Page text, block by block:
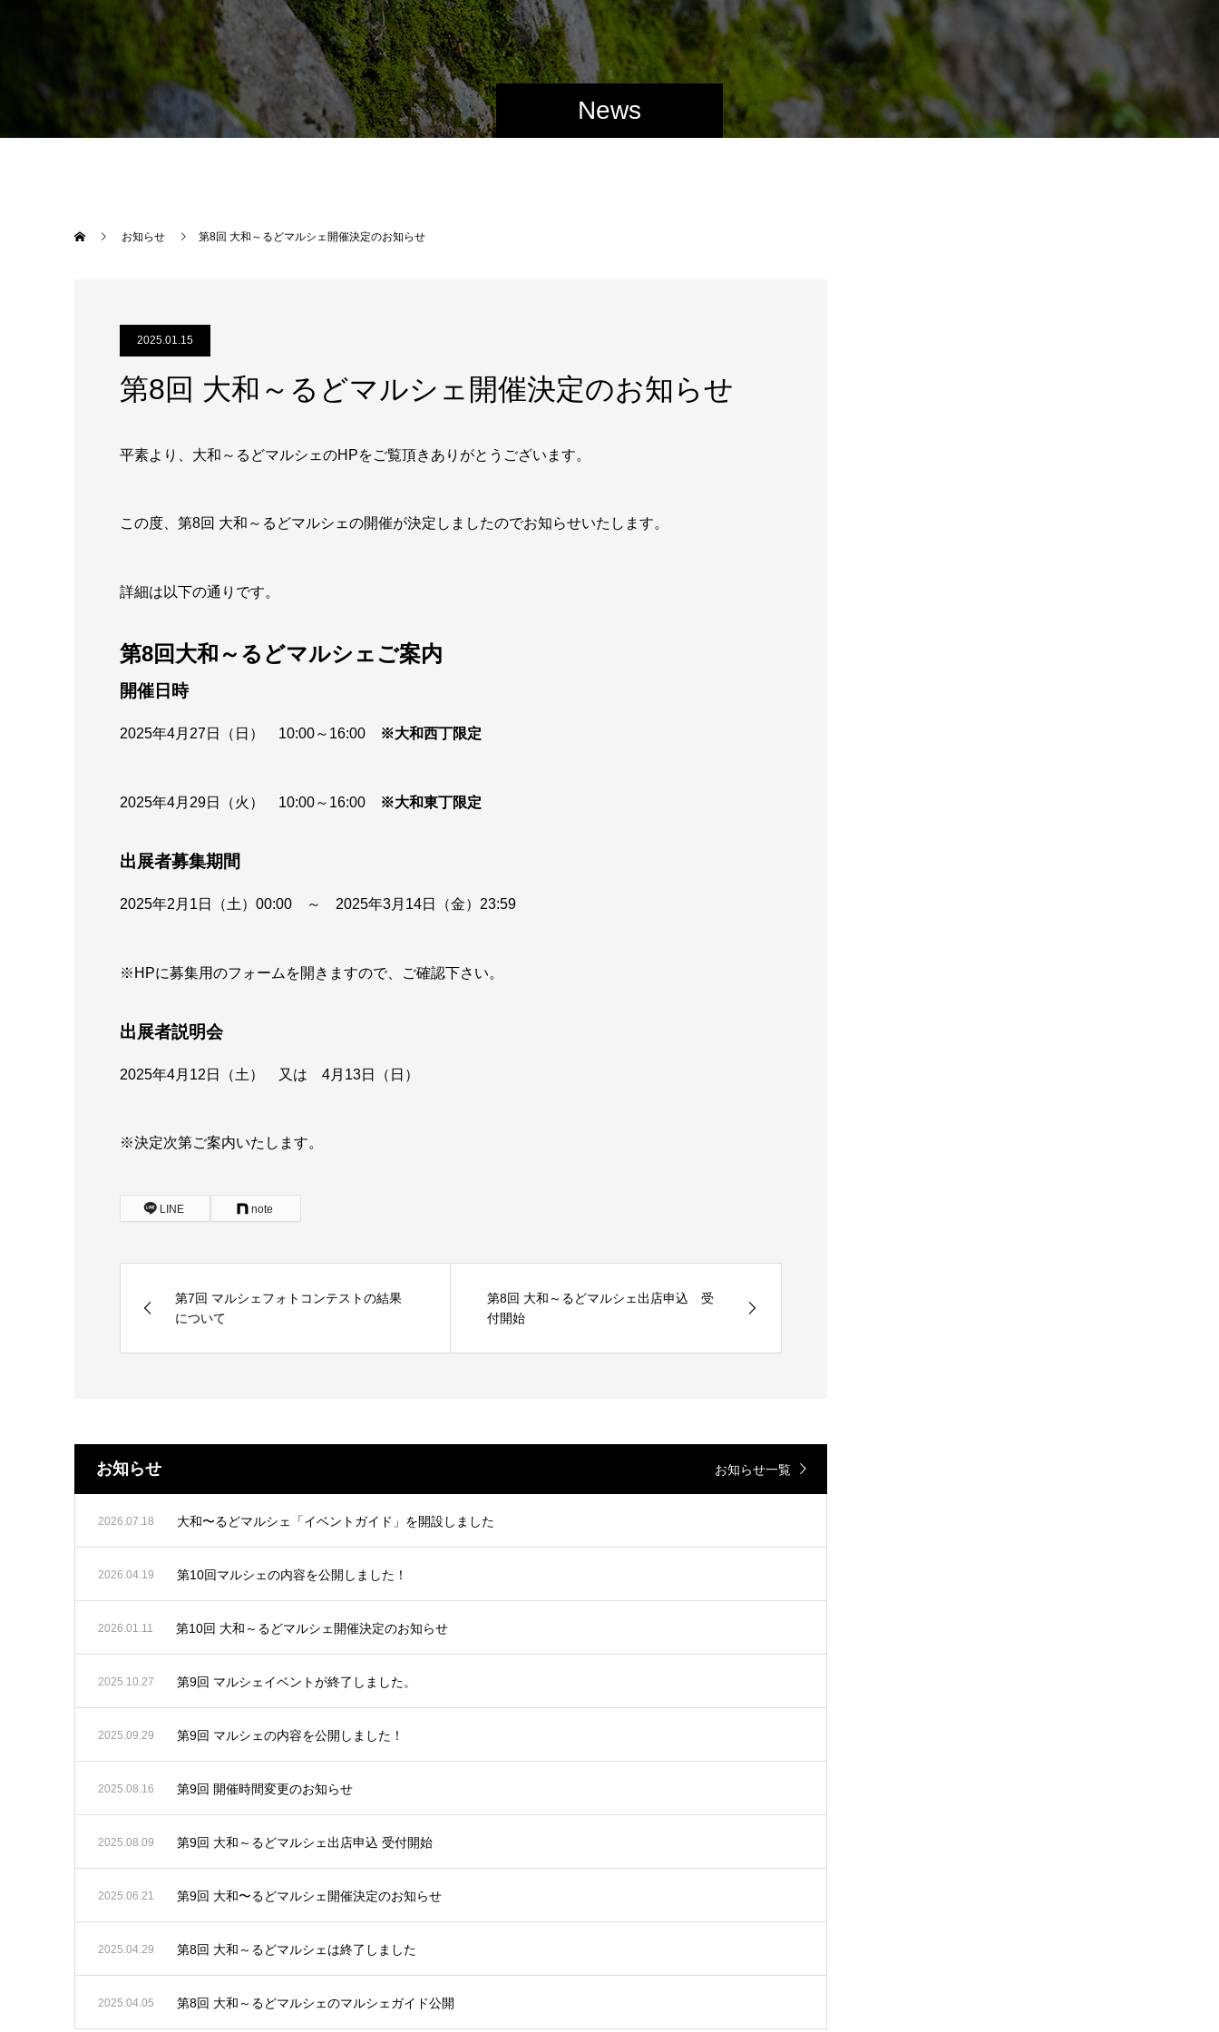
News
お知らせ 第8回 大和～るどマルシェ開催決定のお知らせ
2025.01.15
第8回 大和～るどマルシェ開催決定のお知らせ
平素より、大和～るどマルシェのHPをご覧頂きありがとうございます。
この度、第8回 大和～るどマルシェの開催が決定しましたのでお知らせいたします。
詳細は以下の通りです。
第8回大和～るどマルシェご案内
開催日時
2025年4月27日（日） 10:00～16:00 ※大和西丁限定
2025年4月29日（火） 10:00～16:00 ※大和東丁限定
出展者募集期間
2025年2月1日（土）00:00 ～ 2025年3月14日（金）23:59
※HPに募集用のフォームを開きますので、ご確認下さい。
出展者説明会
2025年4月12日（土） 又は 4月13日（日）
※決定次第ご案内いたします。
LINE note
第7回 マルシェフォトコンテストの結果
について
第8回 大和～るどマルシェ出店申込 受
付開始
お知らせ お知らせ一覧
2026.07.18 大和〜るどマルシェ「イベントガイド」を開設しました
2026.04.19 第10回マルシェの内容を公開しました！
2026.01.11 第10回 大和～るどマルシェ開催決定のお知らせ
2025.10.27 第9回 マルシェイベントが終了しました。
2025.09.29 第9回 マルシェの内容を公開しました！
2025.08.16 第9回 開催時間変更のお知らせ
2025.08.09 第9回 大和～るどマルシェ出店申込 受付開始
2025.06.21 第9回 大和〜るどマルシェ開催決定のお知らせ
2025.04.29 第8回 大和～るどマルシェは終了しました
2025.04.05 第8回 大和～るどマルシェのマルシェガイド公開